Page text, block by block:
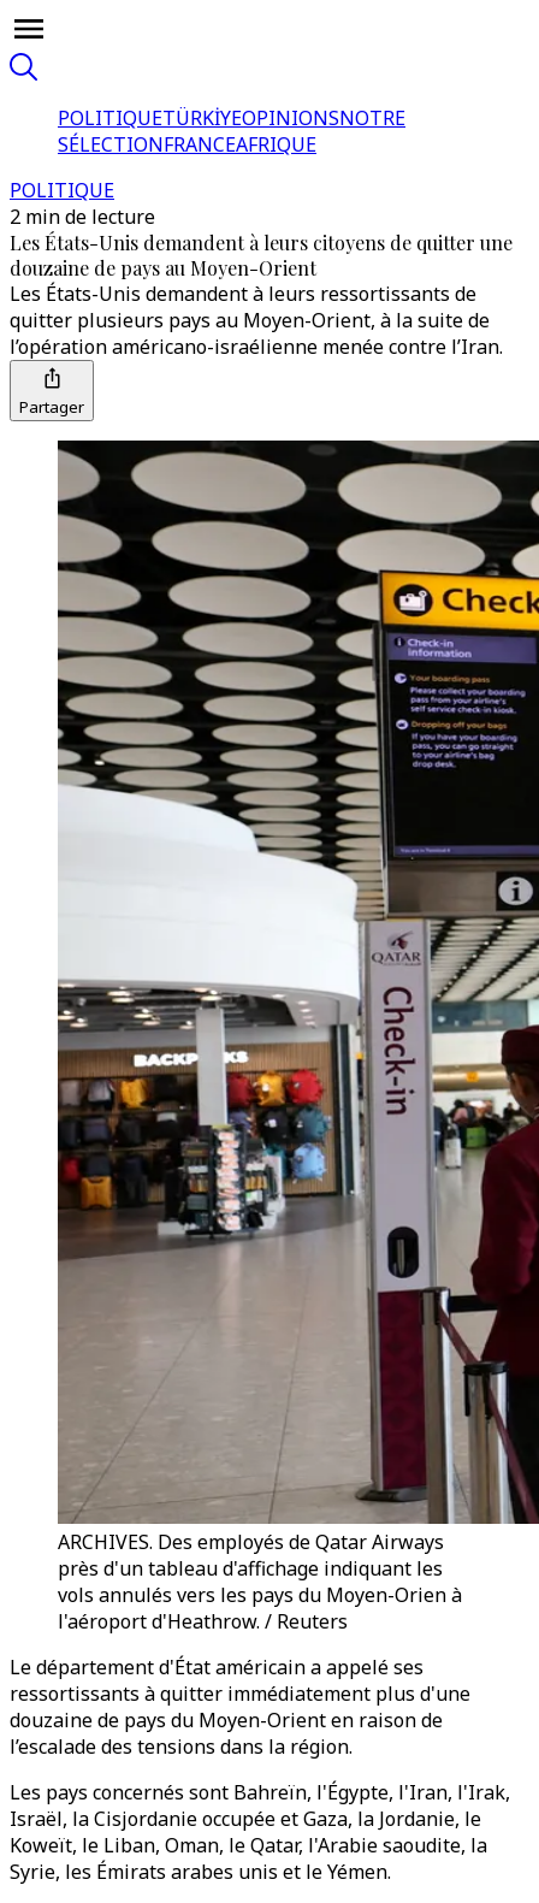
POLITIQUETÜRKİYEOPINIONSNOTRE
SÉLECTIONFRANCEAFRIQUE
POLITIQUE
2 min de lecture
Les États-Unis demandent à leurs citoyens de quitter une
douzaine de pays au Moyen-Orient
Les États-Unis demandent à leurs ressortissants de
quitter plusieurs pays au Moyen-Orient, à la suite de
l’opération américano-israélienne menée contre l’Iran.
Partager
ARCHIVES. Des employés de Qatar Airways
près d'un tableau d'affichage indiquant les
vols annulés vers les pays du Moyen-Orien à
l'aéroport d'Heathrow. / Reuters
Le département d'État américain a appelé ses
ressortissants à quitter immédiatement plus d'une
douzaine de pays du Moyen-Orient en raison de
l’escalade des tensions dans la région.
Les pays concernés sont Bahreïn, l'Égypte, l'Iran, l'Irak,
Israël, la Cisjordanie occupée et Gaza, la Jordanie, le
Koweït, le Liban, Oman, le Qatar, l'Arabie saoudite, la
Syrie, les Émirats arabes unis et le Yémen.